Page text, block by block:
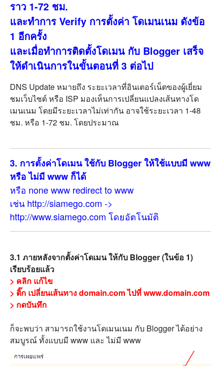
ราว 1-72 ชม.
และทำการ Verify การตั้งค่า โดเมนเนม ดังข้อ
1 อีกครั้ง
และเมื่อทำการติดตั้งโดเมน กับ Blogger เสร็จ
ให้ดำเนินการในขั้นตอนที่ 3 ต่อไป
DNS Update หมายถึง ระยะเวลาที่อินเตอร์เน็ตของผู้เยี่ยม
ชมเว็บไซต์ หรือ ISP มองเห็นการเปลี่ยนแปลงเส้นทางโด
เมนเนม โดยมีระยะเวลาไม่เท่ากัน อาจใช้ระยะเวลา 1-48
ชม. หรือ 1-72 ชม. โดยประมาณ
3. การตั้งค่าโดเมน ใช้กับ Blogger ให้ใช้แบบมี www
หรือ ไม่มี www ก็ได้
หรือ none www redirect to www
เช่น http://siamego.com ->
http://www.siamego.com โดยอัตโนมัติ
3.1 ภายหลังจากตั้งค่าโดเมน ให้กับ Blogger (ในข้อ 1)
เรียบร้อยแล้ว
> คลิก แก้ไข
> ติ๊ก เปลี่ยนเส้นทาง domain.com ไปที่ www.domain.com
> กดบันทึก
ก็จะพบว่า สามารถใช้งานโดเมนเนม กับ Blogger ได้อย่าง
สมบูรณ์ ทั้งแบบมี www และ ไม่มี www